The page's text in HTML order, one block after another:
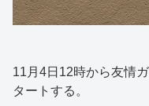
11月4日12時から友情
タートする。